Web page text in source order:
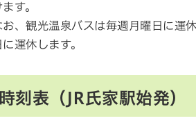
ます。
お、観光温泉バスは毎週月曜日に運
に運休します。
時刻表（JR氏家駅始発）